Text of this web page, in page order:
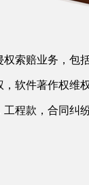
索赔业务，包
软件著作权维
程款，合同纠